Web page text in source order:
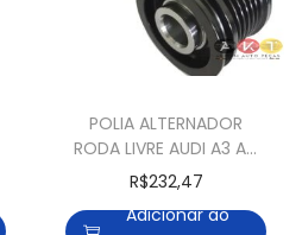
POLIA ALTERNADOR
RODA LIVRE AUDI A3 A4
Q3 Q5 AMAROK GOLF
R$232,47
Adicionar ao